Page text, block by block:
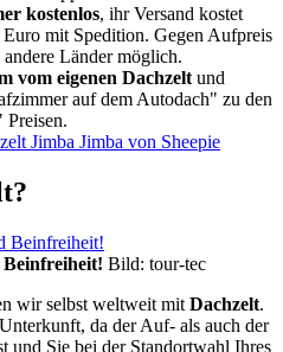
kostenlos, ihr Versand kostet
mit Spedition. Gegen Aufpreis
Länder möglich.
vom eigenen Dachzelt und
auf dem Autodach" zu den
Preisen.
Jimba Jimba von Sheepie
Bild: tour-tec
wir selbst weltweit mit Dachzelt.
da der Auf- als auch der
und Sie bei der Standortwahl Ihres